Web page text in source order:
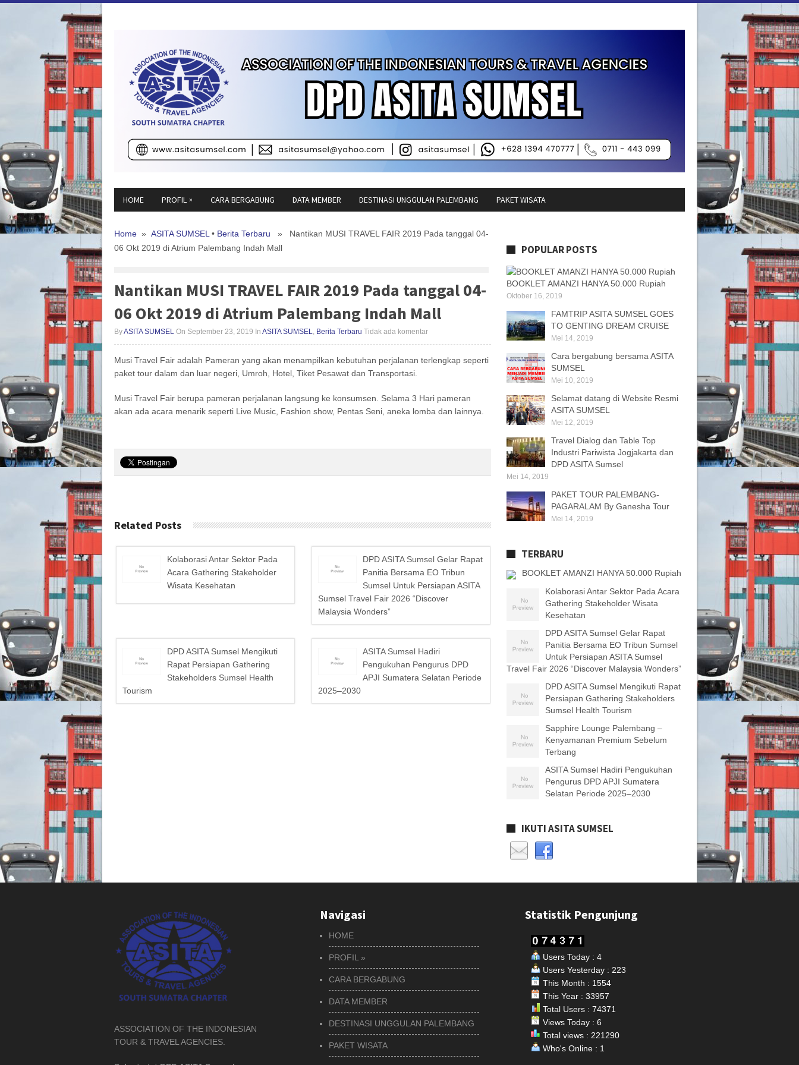
HOME PROFIL » CARA BERGABUNG DATA MEMBER DESTINASI UNGGULAN PALEMBANG PAKET WISATA
Home » ASITA SUMSEL • Berita Terbaru » Nantikan MUSI TRAVEL FAIR 2019 Pada tanggal 04-
06 Okt 2019 di Atrium Palembang Indah Mall
Nantikan MUSI TRAVEL FAIR 2019 Pada tanggal 04-
06 Okt 2019 di Atrium Palembang Indah Mall
ByASITA SUMSEL On September 23, 2019 In ASITA SUMSEL, Berita Terbaru Tidak ada komentar
Musi Travel Fair adalah Pameran yang akan menampilkan kebutuhan perjalanan terlengkap seperti
paket tour dalam dan luar negeri, Umroh, Hotel, Tiket Pesawat dan Transportasi.
Musi Travel Fair berupa pameran perjalanan langsung ke konsumsen. Selama 3 Hari pameran
akan ada acara menarik seperti Live Music, Fashion show, Pentas Seni, aneka lomba dan lainnya.
Related Posts
Kolaborasi Antar Sektor Pada
Acara Gathering Stakeholder
Wisata Kesehatan
DPD ASITA Sumsel Gelar Rapat
Panitia Bersama EO Tribun
Sumsel Untuk Persiapan ASITA
Sumsel Travel Fair 2026 “Discover
Malaysia Wonders”
DPD ASITA Sumsel Mengikuti
Rapat Persiapan Gathering
Stakeholders Sumsel Health
Tourism
ASITA Sumsel Hadiri
Pengukuhan Pengurus DPD
APJI Sumatera Selatan Periode
2025–2030
POPULAR POSTS
BOOKLET AMANZI HANYA 50.000 Rupiah
Oktober 16, 2019
FAMTRIP ASITA SUMSEL GOES
TO GENTING DREAM CRUISE
Mei 14, 2019
Cara bergabung bersama ASITA
SUMSEL
Mei 10, 2019
Selamat datang di Website Resmi
ASITA SUMSEL
Mei 12, 2019
Travel Dialog dan Table Top
Industri Pariwista Jogjakarta dan
DPD ASITA Sumsel
Mei 14, 2019
PAKET TOUR PALEMBANG-
PAGARALAM By Ganesha Tour
Mei 14, 2019
TERBARU
BOOKLET AMANZI HANYA 50.000 Rupiah
Kolaborasi Antar Sektor Pada Acara
Gathering Stakeholder Wisata
Kesehatan
DPD ASITA Sumsel Gelar Rapat
Panitia Bersama EO Tribun Sumsel
Untuk Persiapan ASITA Sumsel
Travel Fair 2026 “Discover Malaysia Wonders”
DPD ASITA Sumsel Mengikuti Rapat
Persiapan Gathering Stakeholders
Sumsel Health Tourism
Sapphire Lounge Palembang –
Kenyamanan Premium Sebelum
Terbang
ASITA Sumsel Hadiri Pengukuhan
Pengurus DPD APJI Sumatera
Selatan Periode 2025–2030
IKUTI ASITA SUMSEL
ASSOCIATION OF THE INDONESIAN
TOUR & TRAVEL AGENCIES.
Navigasi
HOME
PROFIL »
CARA BERGABUNG
DATA MEMBER
DESTINASI UNGGULAN PALEMBANG
PAKET WISATA
Statistik Pengunjung
Users Today : 4
Users Yesterday : 223
This Month : 1554
This Year : 33957
Total Users : 74371
Views Today : 6
Total views : 221290
Who's Online : 1